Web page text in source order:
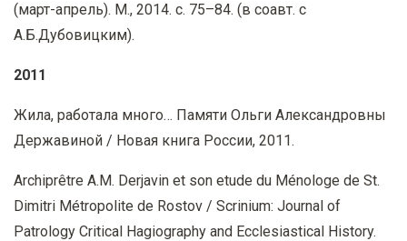
(март-апрель). М., 2014. с. 75–84. (в соавт. с
А.Б.Дубовицким).
2011
Жила, работала много… Памяти Ольги Александровны
Державиной / Новая книга России, 2011.
Archiprêtre A.M. Derjavin et son etude du Ménologe de St.
Dimitri Métropolite de Rostov / Scrinium: Journal of
Patrology Critical Hagiography and Ecclesiastical History.